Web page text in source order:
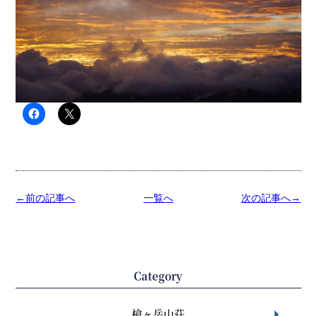
←前の記事へ 一覧へ 次の記事へ→
Category